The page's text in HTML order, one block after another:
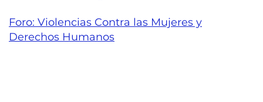
Foro: Violencias Contra las Mujeres y
Derechos Humanos